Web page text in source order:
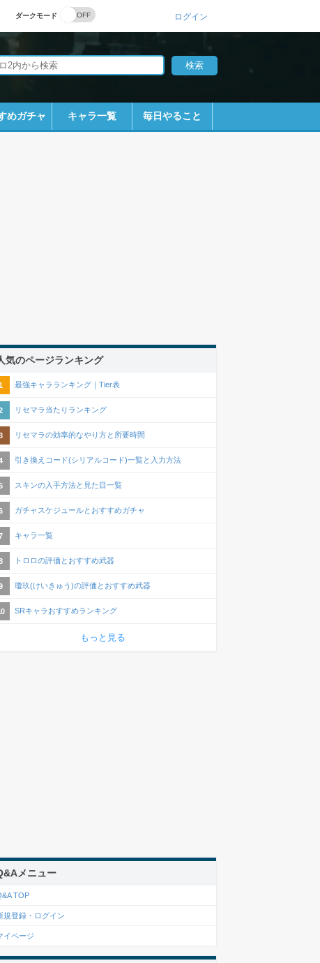
ダークモード ログイン
めガチャ キャラ一覧 毎日やること
気のページランキング
最強キャラランキング｜Tier表
リセマラ当たりランキング
リセマラの効率的なやり方と所要時間
引き換えコード(シリアルコード)一覧と入力方法
スキンの入手方法と見た目一覧
ガチャスケジュールとおすすめガチャ
キャラ一覧
トロロの評価とおすすめ武器
瓊玖(けいきゅう)の評価とおすすめ武器
SRキャラおすすめランキング
もっと見る
メニュー
TOP
規登録・ログイン
イページ